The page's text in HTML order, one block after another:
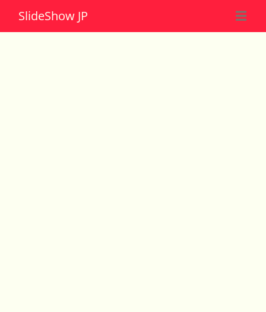
SlideShow JP ☰